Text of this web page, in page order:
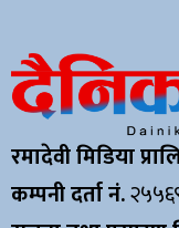
रमादेवी मिडिया
कम्पनी दर्ता नं.